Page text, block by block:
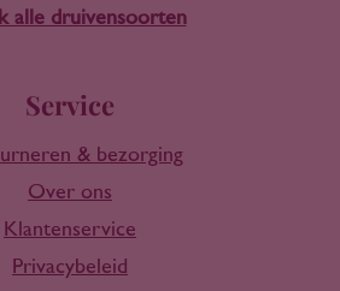
alle druivensoorten
Service
& bezorging
Over ons
Klantenservice
Privacybeleid